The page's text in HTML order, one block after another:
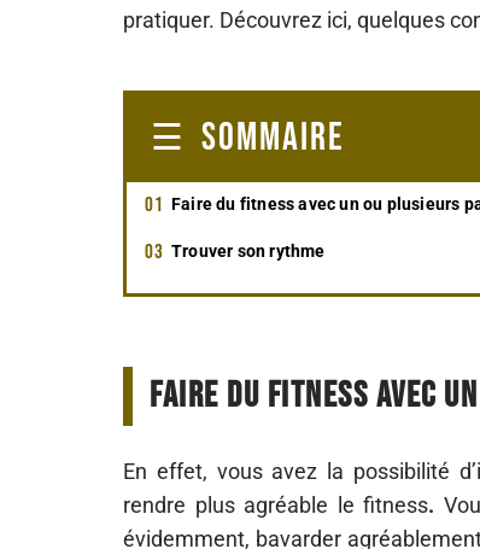
pratiquer. Découvrez ici, quelques
SOMMAIRE
Faire du fitness avec un ou plusieurs
Trouver son rythme
Faire du fitness avec
En effet, vous avez la possibilité
rendre plus agréable le fitness.
évidemment, bavarder